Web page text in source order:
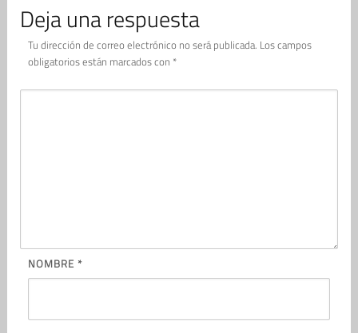
Deja una respuesta
Tu dirección de correo electrónico no será publicada. Los campos
obligatorios están marcados con *
NOMBRE *